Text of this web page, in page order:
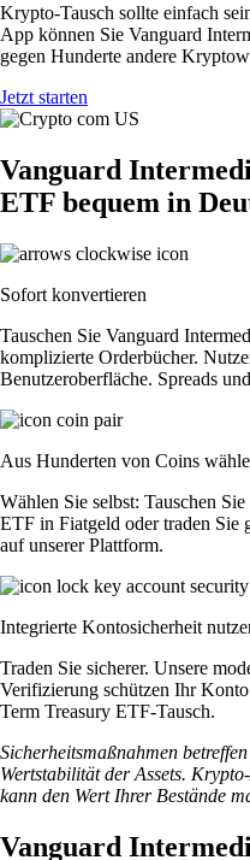
Krypto-Tausch sollte einfach
App können Sie Vanguard
gegen Hunderte andere
Jetzt starten
Vanguard
ETF bequem in
Sofort konvertieren
Tauschen Sie Vanguard
komplizierte Orderbücher.
Benutzeroberfläche. Spreads
Aus Hunderten von Coins
Wählen Sie selbst: Tauschen
ETF in Fiatgeld oder traden Sie
auf unserer Plattform.
Integrierte Kontosicherheit
Traden Sie sicherer. Unsere
Verifizierung schützen Ihr
Term Treasury ETF-Tausch.
Sicherheitsmaßnahmen
Wertstabilität der Assets.
kann den Wert Ihrer Bestände
Vanguard